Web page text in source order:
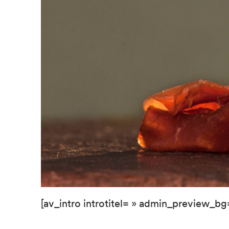
[av_intro introtitel= »